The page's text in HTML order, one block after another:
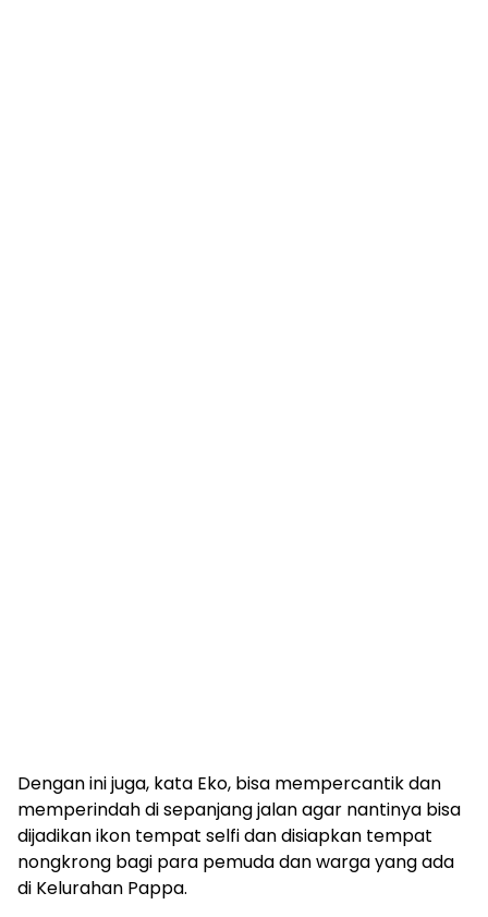
Dengan ini juga, kata Eko, bisa mempercantik dan
memperindah di sepanjang jalan agar nantinya bisa
dijadikan ikon tempat selfi dan disiapkan tempat
nongkrong bagi para pemuda dan warga yang ada
di Kelurahan Pappa.